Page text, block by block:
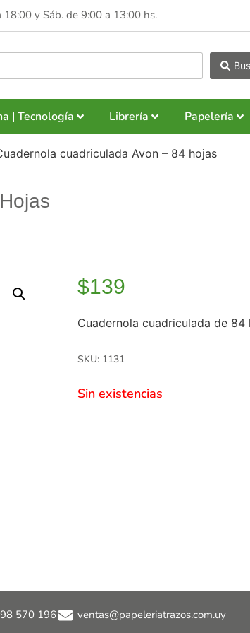
18:00 y Sáb. de 9:00 a 13:00 hs.
| Tecnología Librería Papelería
cuadriculada Avon – 84 hojas
$139
Cuadernola cuadriculada de 84
SKU: 1131
Sin existencias
570 196 ventas@papeleriatrazos.com.uy